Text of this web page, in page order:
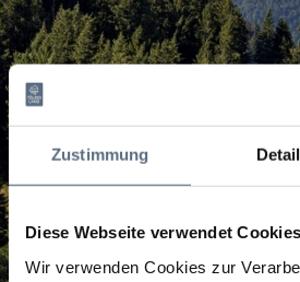
Zustimmung
Diese Webseite verwendet Cookies
Wir verwenden Cookies zur